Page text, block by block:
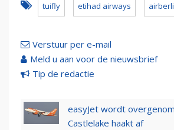
tuifly etihad airways
Verstuur per e-mail
Meld u aan voor de nieuwsbrief
Tip de redactie
easyJet wordt
Castlelake haakt af